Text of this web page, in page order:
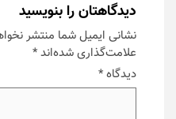
دیدگاهتان را بنویسید
نشانی ایمیل شما منتشر
علامت‌گذاری شده‌اند*
دیدگاه*